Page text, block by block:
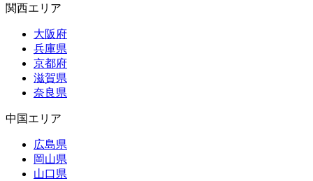
関西エリア
大阪府
兵庫県
京都府
滋賀県
奈良県
中国エリア
広島県
岡山県
山口県